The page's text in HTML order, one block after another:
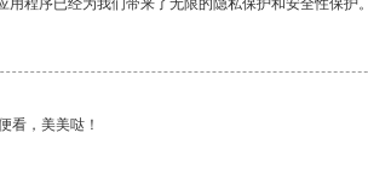
用程序已经为我们带来了无限的隐私保护和安全性保护
看，美美哒！